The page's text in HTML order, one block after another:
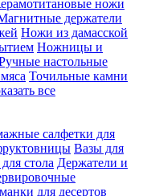
ножи
держатели
Ножи из дамасской
Ножницы и
настольные
Точильные камни
все
салфетки для
Вазы для
стола Держатели и
для десертов